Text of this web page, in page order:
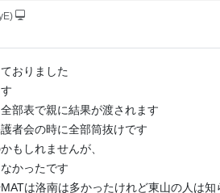
おりました
部表で親に結果が渡されます
者会の時に全部筒抜けです
もしれませんが、
かったです
は洛南は多かったけれど東山の人は知